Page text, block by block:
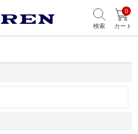
検索
0
カート